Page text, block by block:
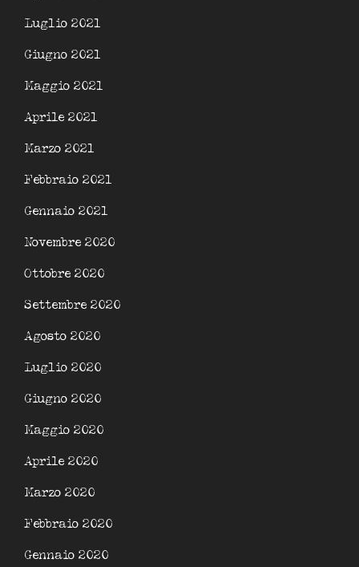
Luglio 2021
Giugno 2021
Maggio 2021
Aprile 2021
Marzo 2021
Febbraio 2021
Gennaio 2021
Novembre 2020
Ottobre 2020
Settembre 2020
Agosto 2020
Luglio 2020
Giugno 2020
Maggio 2020
Aprile 2020
Marzo 2020
Febbraio 2020
Gennaio 2020